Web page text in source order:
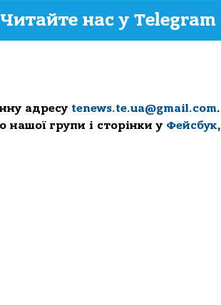
Читайте нас у Telegram
адресу tenews.te.ua@gmail.com.
нашої групи і сторінки у Фейсбук,